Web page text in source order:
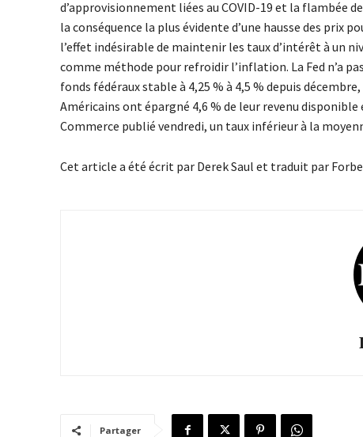
d’approvisionnement liées au COVID-19 et la flambée
la conséquence la plus évidente d’une hausse des
l’effet indésirable de maintenir les taux d’intérêt à un
comme méthode pour refroidir l’inflation. La Fed n’a
fonds fédéraux stable à 4,25 % à 4,5 % depuis
Américains ont épargné 4,6 % de leur revenu
Commerce publié vendredi, un taux inférieur à la
Cet article a été écrit par Derek Saul et traduit par
Partager